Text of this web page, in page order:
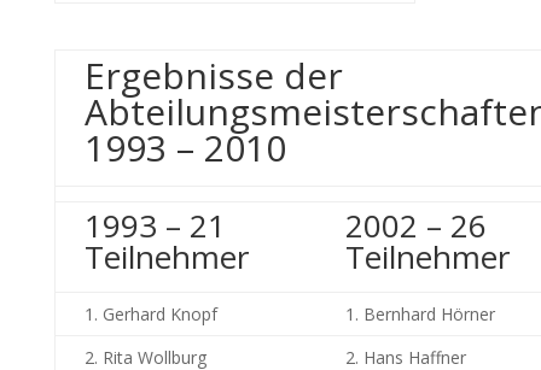
Ergebnisse der
1993 – 2010
1993 – 21
Teilnehmer
2002 – 26
Teilnehmer
1. Gerhard Knopf
1. Bernhard Hörner
2. Rita Wollburg
2. Hans Haffner